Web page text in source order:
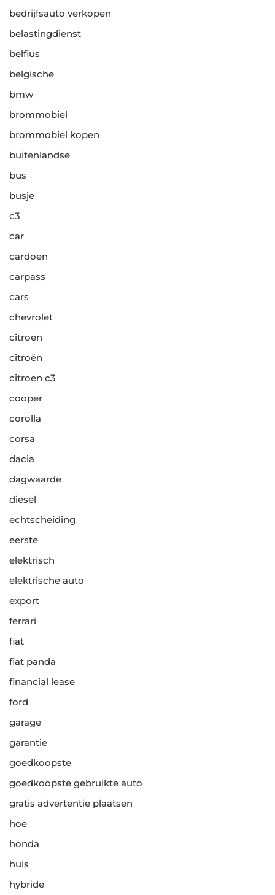
bedrijfsauto verkopen
belastingdienst
belfius
belgische
bmw
brommobiel
brommobiel kopen
buitenlandse
bus
busje
c3
car
cardoen
carpass
cars
chevrolet
citroen
citroën
citroen c3
cooper
corolla
corsa
dacia
dagwaarde
diesel
echtscheiding
eerste
elektrisch
elektrische auto
export
ferrari
fiat
fiat panda
financial lease
ford
garage
garantie
goedkoopste
goedkoopste gebruikte auto
gratis advertentie plaatsen
hoe
honda
huis
hybride